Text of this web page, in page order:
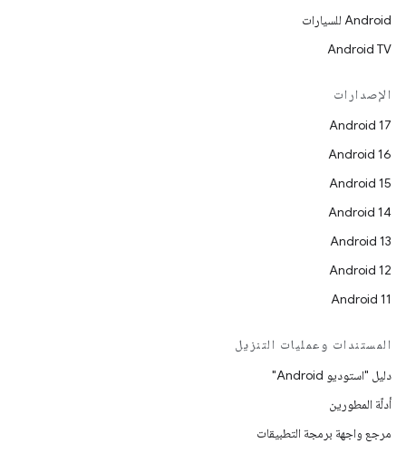
Android للسيارات
Android TV
الإصدارات
Android 17
Android 16
Android 15
Android 14
Android 13
Android 12
Android 11
المستندات وعمليات التنزيل
دليل "استوديو Android"
أدلّة المطورين
مرجع واجهة برمجة التطبيقات